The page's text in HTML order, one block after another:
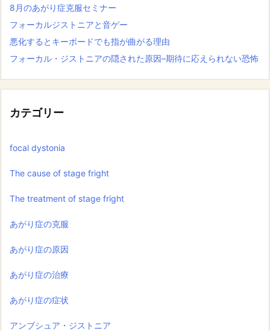
8月のあがり症克服セミナー
フォーカルジストニアと音ゲー
悪化するとキーボードでも指が曲がる理由
フォーカル・ジストニアの隠された原因–期待に応えられない恐怖
カテゴリー
focal dystonia
The cause of stage fright
The treatment of stage fright
あがり症の克服
あがり症の原因
あがり症の治療
あがり症の症状
アンブシュア・ジストニア